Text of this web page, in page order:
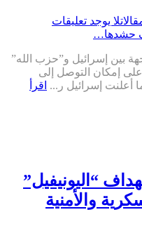
لا يوجد تعليقات
بين إسرائيل و”حزب الله”
على إمكان التوصل إلى
أعلنت إسرائيل ر... اقرأ
“اليونيفيل”
والأمنية